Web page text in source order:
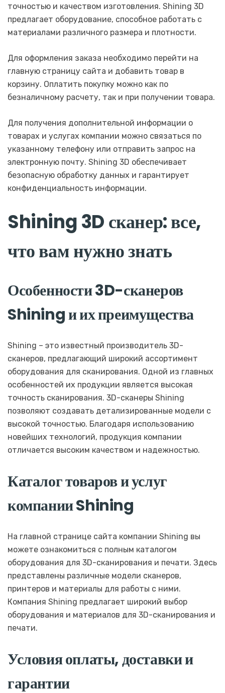
точностью и качеством изготовления. Shining 3D
предлагает оборудование, способное работать с
материалами различного размера и плотности.
Для оформления заказа необходимо перейти на
главную страницу сайта и добавить товар в
корзину. Оплатить покупку можно как по
безналичному расчету, так и при получении товара.
Для получения дополнительной информации о
товарах и услугах компании можно связаться по
указанному телефону или отправить запрос на
электронную почту. Shining 3D обеспечивает
безопасную обработку данных и гарантирует
конфиденциальность информации.
Shining 3D сканер: все,
что вам нужно знать
Особенности 3D-сканеров
Shining и их преимущества
Shining – это известный производитель 3D-
сканеров, предлагающий широкий ассортимент
оборудования для сканирования. Одной из главных
особенностей их продукции является высокая
точность сканирования. 3D-сканеры Shining
позволяют создавать детализированные модели с
высокой точностью. Благодаря использованию
новейших технологий, продукция компании
отличается высоким качеством и надежностью.
Каталог товаров и услуг
компании Shining
На главной странице сайта компании Shining вы
можете ознакомиться с полным каталогом
оборудования для 3D-сканирования и печати. Здесь
представлены различные модели сканеров,
принтеров и материалы для работы с ними.
Компания Shining предлагает широкий выбор
оборудования и материалов для 3D-сканирования и
печати.
Условия оплаты, доставки и
гарантии